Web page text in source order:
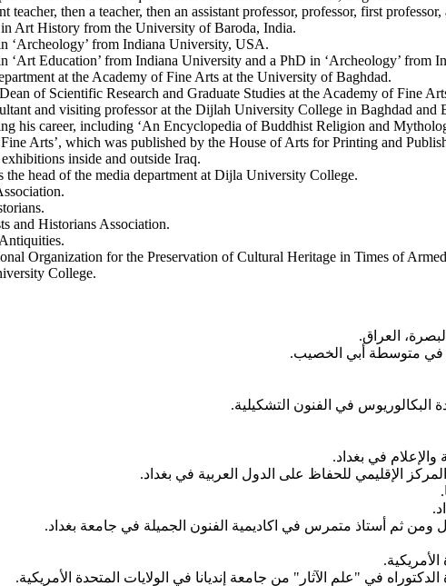
teacher, then a teacher, then an assistant professor, professor, first
in Art History from the University of Baroda, India.
‘Archeology’ from Indiana University, USA.
‘Art Education’ from Indiana University and a PhD in ‘Archeology’ from
at the Academy of Fine Arts at the University of Baghdad.
of Scientific Research and Graduate Studies at the Academy of Fine
and visiting professor at the Dijlah University College in Baghdad and
his career, including ‘An Encyclopedia of Buddhist Religion and
Arts’, which was published by the House of Arts for Printing and
inside and outside Iraq.
head of the media department at Dijla University College.
and Historians Association.
Organization for the Preservation of Cultural Heritage in Times of
College.